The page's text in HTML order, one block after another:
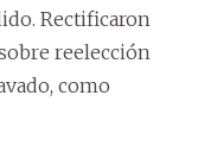
Rectificaron
reelección
como